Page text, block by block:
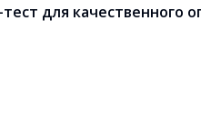
для качественного